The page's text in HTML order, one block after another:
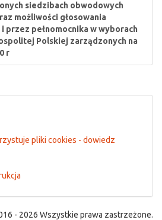
siedzibach obwodowych
możliwości głosowania
przez pełnomocnika w wyborach
Polskiej zarządzonych na
r
pliki cookies - dowiedz
- 2026 Wszystkie prawa zastrzeżone.